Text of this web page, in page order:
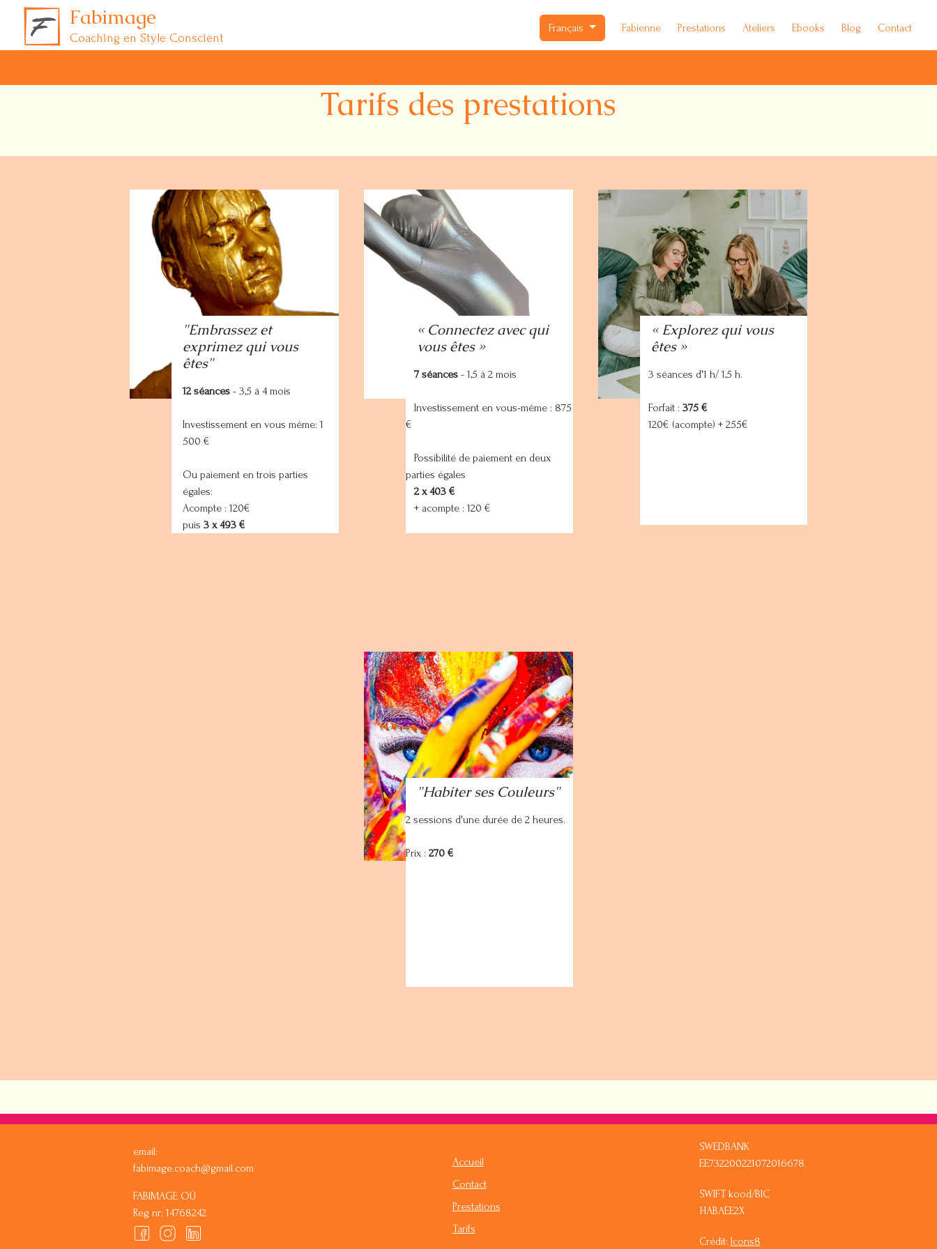
Fabimage
Coaching en Style Conscient
Français Fabienne Prestations Ateliers Ebooks Blog Contact
Tarifs des prestations
"Embrassez et
exprimez qui vous
êtes"
12 séances - 3,5 à 4 mois
Investissement en vous même: 1
500 €
Ou paiement en trois parties
égales:
Acompte : 120€
puis 3 x 493 €
« Connectez avec qui
vous êtes »
7 séances - 1,5 à 2 mois
Investissement en vous-même : 875
€
​Possibilité de paiement en deux
parties égales
2 x 403 €
+ acompte : 120 €
« Explorez qui vous
êtes »
3 séances d'1 h/ 1,5 h.
Forfait : 375 €
120€ (acompte) + 255€
"Habiter ses Couleurs"
2 sessions d'une durée de 2 heures.
Prix : 270 €
email:
fabimage.coach@gmail.com
FABIMAGE OÜ
Reg nr: 14768242
Accueil
Contact
Prestations
Tarifs
SWEDBANK
EE732200221072016678
SWIFT kood/BIC
HABAEE2X
Crédit: Icons8